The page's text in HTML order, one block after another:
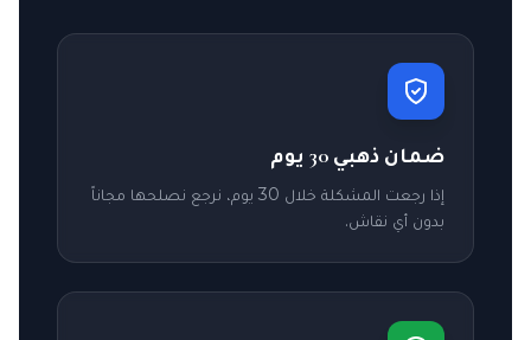
ضمان ذهبي 30 يوم
إذا رجعت المشكلة خلال 30 يوم، نرجع نصلحها مجاناً
بدون أي نقاش.